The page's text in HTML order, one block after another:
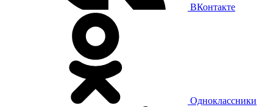
ВКонтакте
Одноклассники